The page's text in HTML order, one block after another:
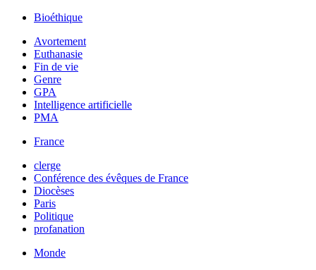
Bioéthique
Avortement
Euthanasie
Fin de vie
Genre
GPA
Intelligence artificielle
PMA
France
clerge
Conférence des évêques de France
Diocèses
Paris
Politique
profanation
Monde